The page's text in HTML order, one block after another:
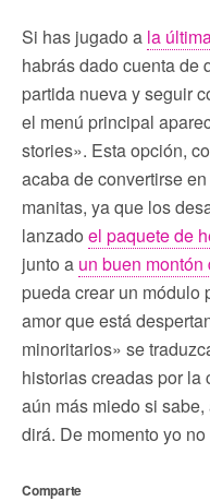
Si has jugado a la
habrás dado cuenta de
partida nueva y seguir
el menú principal
stories». Esta opción,
acaba de convertirse
manitas, ya que los
lanzado el paquete de
junto a un buen
pueda crear un módulo
amor que está
minoritarios» se
historias creadas por
aún más miedo si
dirá. De momento yo
Comparte